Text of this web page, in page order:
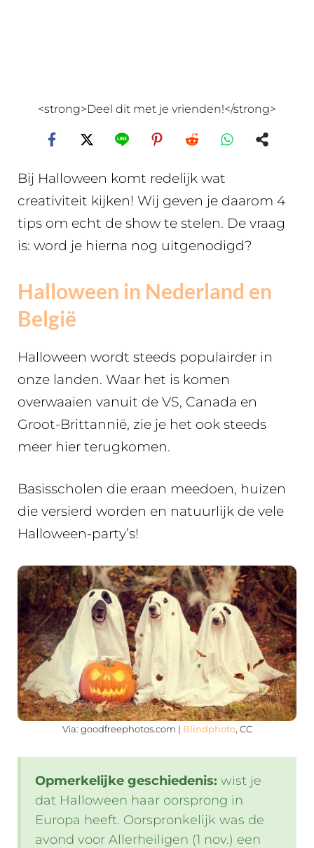
<strong>Deel dit met je vrienden!</strong>
Bij Halloween komt redelijk wat
creativiteit kijken! Wij geven je daarom 4
tips om echt de show te stelen. De vraag
is: word je hierna nog uitgenodigd?
Halloween in Nederland en
België
Halloween wordt steeds populairder in
onze landen. Waar het is komen
overwaaien vanuit de VS, Canada en
Groot-Brittannië, zie je het ook steeds
meer hier terugkomen.
Basisscholen die eraan meedoen, huizen
die versierd worden en natuurlijk de vele
Halloween-party’s!
Via: goodfreephotos.com | Blindphoto, CC
Opmerkelijke geschiedenis: wist je
dat Halloween haar oorsprong in
Europa heeft. Oorspronkelijk was de
avond voor Allerheiligen (1 nov.) een